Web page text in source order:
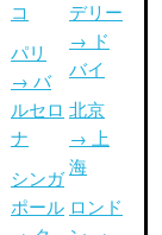
コ
パリ
→ バ
ルセロ
ナ
シンガ
ポール
デリー
→ ド
バイ
北京
→ 上
海
ロンド